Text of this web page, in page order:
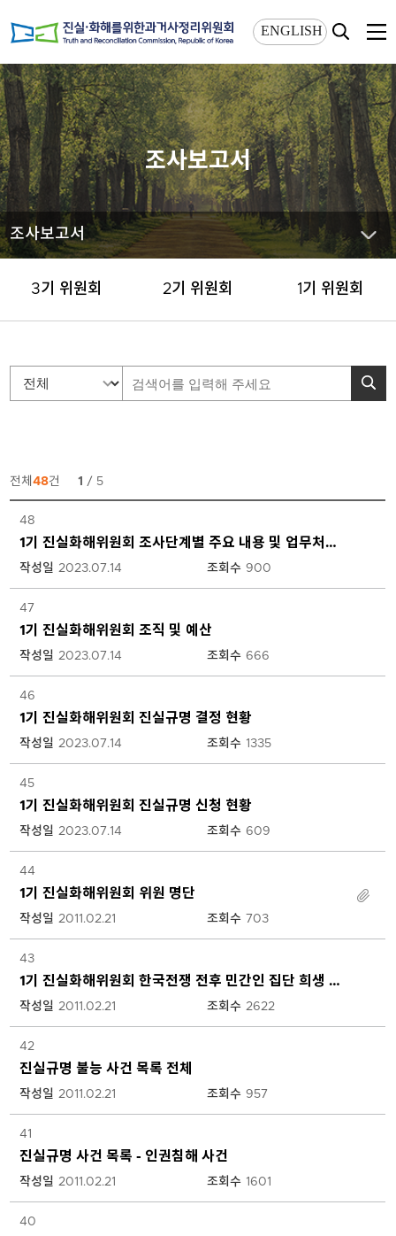
ENGLISH
조사보고서
조사보고서
3기 위원회 2기 위원회 1기 위원회
전체48건 1 / 5
1
기
위
원
보
고
목
입
니
다.
각
항
번
호,
제
파
일,
작
성
일,
회
수
로
구
분
48
1기 진실화해위원회 조사단계별 주요 내용 및 업무처리 흐름도
작성일 2023.07.14 조회수 900
47
1기 진실화해위원회 조직 및 예산
작성일 2023.07.14 조회수 666
46
1기 진실화해위원회 진실규명 결정 현황
작성일 2023.07.14 조회수 1335
45
1기 진실화해위원회 진실규명 신청 현황
작성일 2023.07.14 조회수 609
44
1기 진실화해위원회 위원 명단
작성일 2011.02.21 조회수 703
43
1기 진실화해위원회 한국전쟁 전후 민간인 집단 희생 사건 종합 결과 요약
작성일 2011.02.21 조회수 2622
42
진실규명 불능 사건 목록 전체
작성일 2011.02.21 조회수 957
41
진실규명 사건 목록 - 인권침해 사건
작성일 2011.02.21 조회수 1601
40